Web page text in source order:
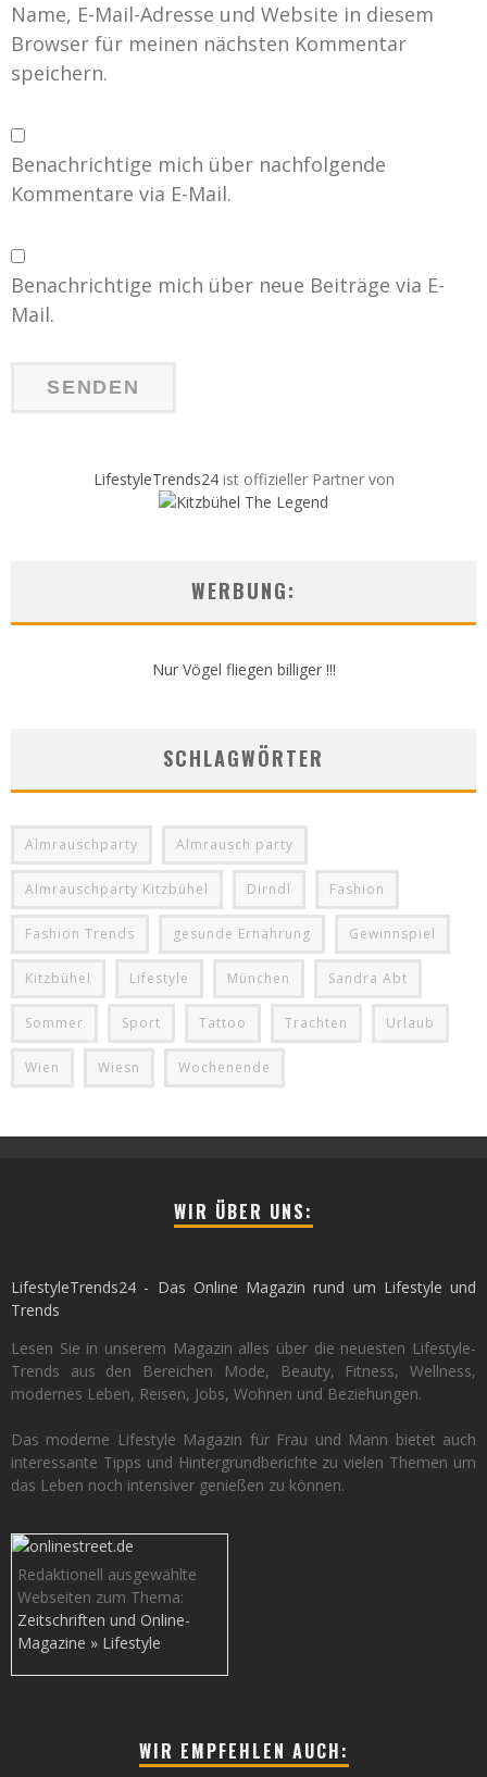
Name, E-Mail-Adresse und Website in diesem
Browser für meinen nächsten Kommentar
speichern.
Benachrichtige mich über nachfolgende
Kommentare via E-Mail.
Benachrichtige mich über neue Beiträge via E-
Mail.
LifestyleTrends24ist offizieller Partner von
WERBUNG:
Nur Vögel fliegen billiger !!!
SCHLAGWÖRTER
Almrauschparty Almrausch party
Almrauschparty Kitzbühel Dirndl Fashion
Fashion Trends gesunde Ernährung Gewinnspiel
Kitzbühel Lifestyle München Sandra Abt
Sommer Sport Tattoo Trachten Urlaub
Wien Wiesn Wochenende
WIR ÜBER UNS:
LifestyleTrends24 - Das Online Magazin rund um Lifestyle und
Trends
Lesen Sie in unserem Magazin alles über die neuesten Lifestyle-
Trends aus den Bereichen Mode, Beauty, Fitness, Wellness,
modernes Leben, Reisen, Jobs, Wohnen und Beziehungen.
Das moderne Lifestyle Magazin für Frau und Mann bietet auch
interessante Tipps und Hintergrundberichte zu vielen Themen um
das Leben noch intensiver genießen zu können.
Redaktionell ausgewählte
Webseiten zum Thema:
Zeitschriften und Online-
Magazine » Lifestyle
WIR EMPFEHLEN AUCH: